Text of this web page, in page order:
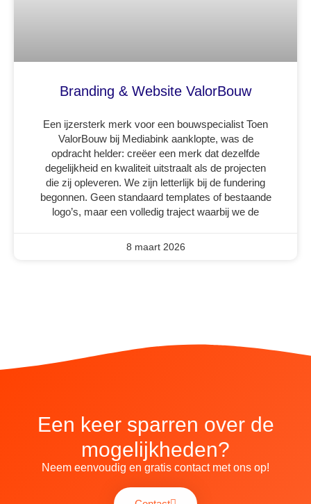
Branding & Website ValorBouw
Een ijzersterk merk voor een bouwspecialist Toen
ValorBouw bij Mediabink aanklopte, was de
opdracht helder: creëer een merk dat dezelfde
degelijkheid en kwaliteit uitstraalt als de projecten
die zij opleveren. We zijn letterlijk bij de fundering
begonnen. Geen standaard templates of bestaande
logo’s, maar een volledig traject waarbij we de
8 maart 2026
Een keer sparren over de
mogelijkheden?
Neem eenvoudig en gratis contact met ons op!